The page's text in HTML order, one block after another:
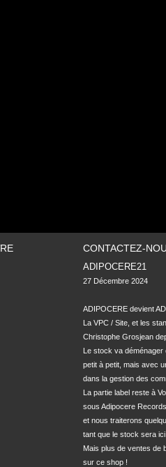
CONTACTEZ-
ADIPOCERE21
27 Décembre 2024
ADIPOCERE devient
La VPC / Site, et les
Christophe Grosjean
Le stock va
petit à petit, mais avec
dans la gestion des
La partie label reste à
sous Adipocere Records
et nous traiterons
tant que le stock sera
Mais plus de ventes de
sur ce shop !